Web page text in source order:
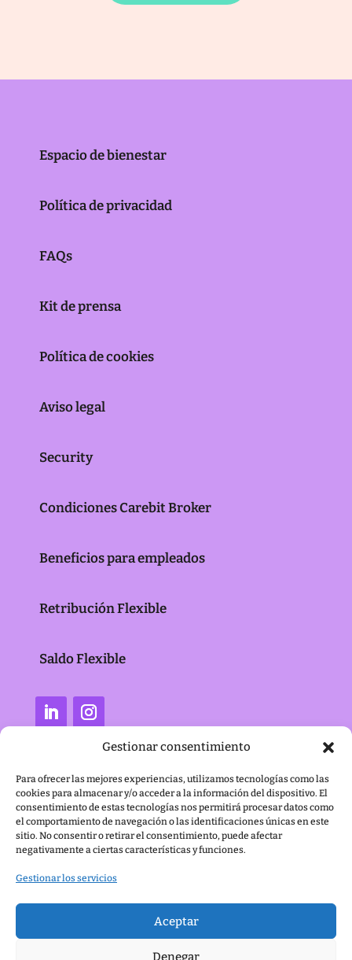
Gestionar consentimiento
Para ofrecer las mejores experiencias, utilizamos tecnologías como las
cookies para almacenar y/o acceder a la información del dispositivo. El
consentimiento de estas tecnologías nos permitirá procesar datos como
el comportamiento de navegación o las identificaciones únicas en este
sitio. No consentir o retirar el consentimiento, puede afectar
negativamente a ciertas características y funciones.
Gestionar los servicios
Aceptar
Denegar
Espacio de bienestar
Política de privacidad
FAQs
Kit de prensa
Política de cookies
Aviso legal
Security
Condiciones Carebit Broker
Beneficios para empleados
Retribución Flexible
Saldo Flexible